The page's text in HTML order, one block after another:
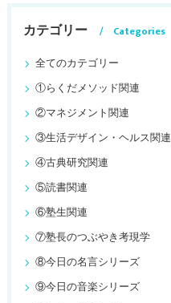
カテゴリー
Categories
全てのカテゴリー
①らくだメソッド関連
②マネジメント関連
③生活デザイン・ヘルス関連
④古典研究関連
⑤読書関連
⑥塾生関連
⑦塾長のつぶやき考現学
⑧今日の名言シリーズ
⑨今日の音楽シリーズ